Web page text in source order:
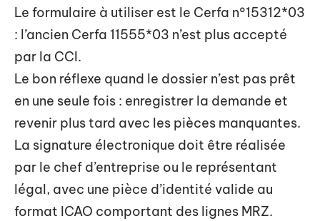
Le formulaire à utiliser est le Cerfa n°15312*03
: l’ancien Cerfa 11555*03 n’est plus accepté
par la CCI.
Le bon réflexe quand le dossier n’est pas prêt
en une seule fois : enregistrer la demande et
revenir plus tard avec les pièces manquantes.
La signature électronique doit être réalisée
par le chef d’entreprise ou le représentant
légal, avec une pièce d’identité valide au
format ICAO comportant des lignes MRZ.